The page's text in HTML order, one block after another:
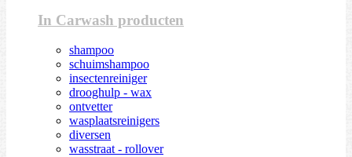
In Carwash producten
shampoo
schuimshampoo
insectenreiniger
drooghulp - wax
ontvetter
wasplaatsreinigers
diversen
wasstraat - rollover